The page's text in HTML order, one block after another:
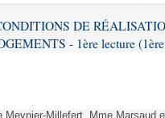
DE
- 1ère lecture (1ère
Meynier-Millefert, Mme Marsaud